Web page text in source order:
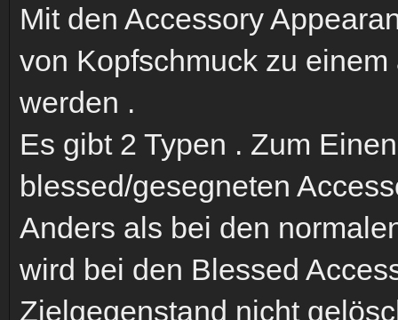
Mit den Accessory
von Kopfschmuck zu
werden .
Es gibt 2 Typen . Zum
blessed/gesegneten
Anders als bei den
wird bei den Blessed
Zielgegenstand nicht